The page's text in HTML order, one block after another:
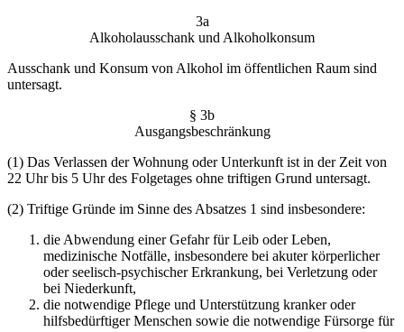
3a
Alkoholausschank und Alkoholkonsum
Ausschank und Konsum von Alkohol im öffentlichen Raum sind
untersagt.
§ 3b
Ausgangsbeschränkung
(1) Das Verlassen der Wohnung oder Unterkunft ist in der Zeit von
22 Uhr bis 5 Uhr des Folgetages ohne triftigen Grund untersagt.
(2) Triftige Gründe im Sinne des Absatzes 1 sind insbesondere:
die Abwendung einer Gefahr für Leib oder Leben,
medizinische Notfälle, insbesondere bei akuter körperlicher
oder seelisch-psychischer Erkrankung, bei Verletzung oder
bei Nie­derkunft,
die notwendige Pflege und Unterstützung kranker oder
hilfsbedürftiger Menschen sowie die notwendige Fürsorge für